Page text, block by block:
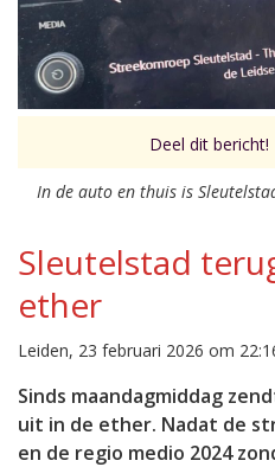
Deel dit bericht!
In de auto en thuis is
Sleutelstad
ether
Leiden, 23 februari 2026 om
Sinds maandagmiddag
uit in de ether. Nadat de
en de regio medio 2024